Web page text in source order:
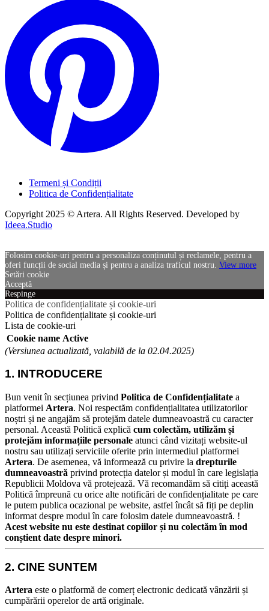
Termeni și Condiții
Politica de Confidențialitate
Copyright 2025 © Artera. All Rights Reserved. Developed by
Ideea.Studio
Folosim cookie-uri pentru a personaliza conținutul și reclamele, pentru a
oferi funcții de social media și pentru a analiza traficul nostru. View more
Setări cookie
Acceptă
Respinge
Politica de confidențialitate și cookie-uri
Politica de confidențialitate și cookie-uri
Lista de cookie-uri
Cookie name Active
(Versiunea actualizată, valabilă de la 02.04.2025)
1. INTRODUCERE
Bun venit în secțiunea privind Politica de Confidențialitate a
platformei Artera. Noi respectăm confidențialitatea utilizatorilor
noștri și ne angajăm să protejăm datele dumneavoastră cu caracter
personal. Această Politică explică cum colectăm, utilizăm și
protejăm informațiile personale atunci când vizitați website-ul
nostru sau utilizați serviciile oferite prin intermediul platformei
Artera. De asemenea, vă informează cu privire la drepturile
dumneavoastră privind protecția datelor și modul în care legislația
Republicii Moldova vă protejează. Vă recomandăm să citiți această
Politică împreună cu orice alte notificări de confidențialitate pe care
le putem publica ocazional pe website, astfel încât să fiți pe deplin
informat despre modul în care folosim datele dumneavoastră. !
Acest website nu este destinat copiilor și nu colectăm în mod
conștient date despre minori.
2. CINE SUNTEM
Artera este o platformă de comerț electronic dedicată vânzării și
cumpărării operelor de artă originale.